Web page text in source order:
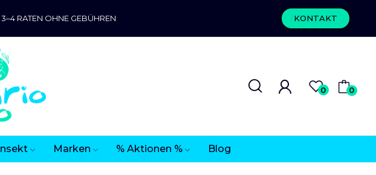
3–4 RATEN OHNE GEBÜHREN KONTAKT
0 0
Insekt Marken % Aktionen % Blog